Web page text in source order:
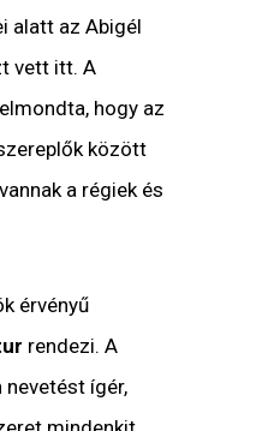
alatt az Abigél
vett itt. A
hogy az
között
a régiek és
érvényű
rendezi. A
nevetést ígér,